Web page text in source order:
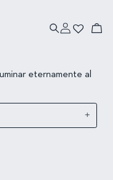
sesión
Carrito
eternamente al
+